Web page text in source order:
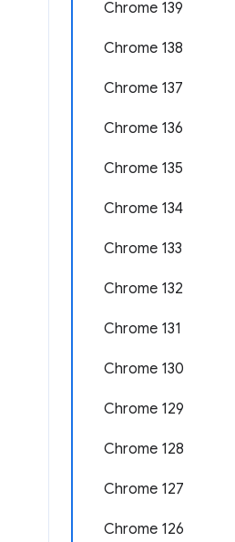
Chrome 139
Chrome 138
Chrome 137
Chrome 136
Chrome 135
Chrome 134
Chrome 133
Chrome 132
Chrome 131
Chrome 130
Chrome 129
Chrome 128
Chrome 127
Chrome 126